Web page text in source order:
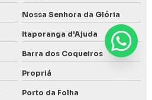
Nossa Senhora da Glória
Itaporanga d'Ajuda
Barra dos Coqueiros
Propriá
Porto da Folha